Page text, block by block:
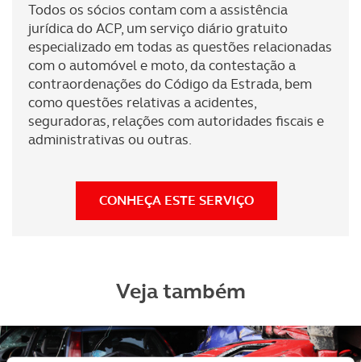
Todos os sócios contam com a assistência
jurídica do ACP, um serviço diário gratuito
especializado em todas as questões relacionadas
com o automóvel e moto, da contestação a
contraordenações do Código da Estrada, bem
como questões relativas a acidentes,
seguradoras, relações com autoridades fiscais e
administrativas ou outras.
CONHEÇA ESTE SERVIÇO
Veja também